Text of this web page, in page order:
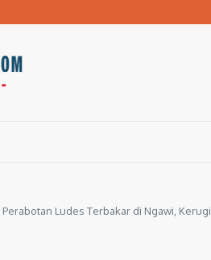
SD Muhammadiyah 1 Ngawi Gelar Seminar
Ludes Terbakar di Ngawi,